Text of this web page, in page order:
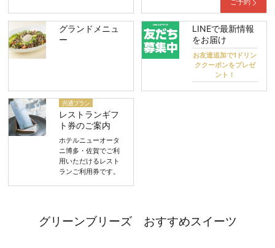
ご予約
グランドメニュ
ー
LINEで最新情報
をお届け
お友達追加で1ドリン
ククーポンをプレゼ
ント！
共通プラン
レストランギフ
ト券のご案内
ホテルニューオータ
ニ博多・佐賀でご利
用いただけるレスト
ランご利用券です。
グリーンブリーズ おすすめスイーツ